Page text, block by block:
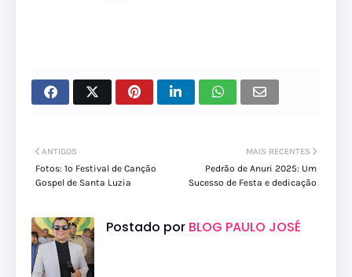
MAIS RECENTES
Pedrão de Anuri 2025: Um
Sucesso de Festa e dedicação
ANTIGOS
Fotos: 1º Festival de Canção
Gospel de Santa Luzia
Postado por BLOG PAULO JOSÉ